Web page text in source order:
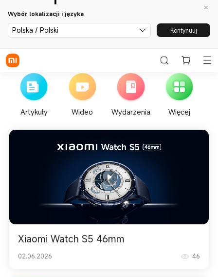
Wybór lokalizacji i języka
Polska / Polski Kontynuuj
Artykuły Wideo Wydarzenia Więcej
Xiaomi Watch S5 46mm
02.06.2026 46